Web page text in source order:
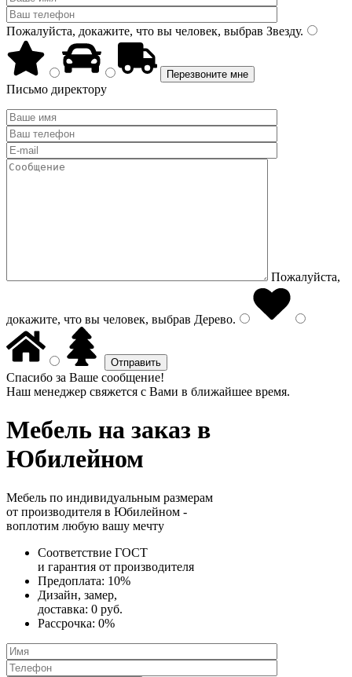
Пожалуйста, докажите, что вы человек, выбрав Звезду.
Письмо директору
Пожалуйста,
докажите, что вы человек, выбрав Дерево.
Спасибо за Ваше сообщение!
Наш менеджер свяжется с Вами в ближайшее время.
Мебель на заказ в
Юбилейном
Мебель по индивидуальным размерам
от производителя в Юбилейном -
воплотим любую вашу мечту
Соответствие ГОСТ
и гарантия от производителя
Предоплата: 10%
Дизайн, замер,
доставка: 0 руб.
Рассрочка: 0%